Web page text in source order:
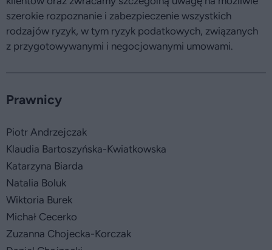
Prawnicy
Piotr Andrzejczak
Klaudia Bartoszyńska-Kwiatkowska
Katarzyna Biarda
Natalia Boluk
Wiktoria Burek
Michał Cecerko
Zuzanna Chojecka-Korczak
szerokie rozpoznanie i zabezpieczenie wszystkich
rodzajów ryzyk, w tym ryzyk podatkowych, związanych
z przygotowywanymi i negocjowanymi umowami.